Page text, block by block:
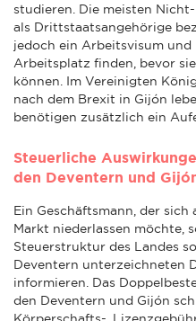
studieren. Die meisten
als Drittstaatsangehörige
jedoch ein Arbeitsvisum und
Arbeitsplatz finden, bevor
können. Im Vereinigten
nach dem Brexit in Gijón
benötigen zusätzlich ein
Steuerliche
den Deventern und
Ein Geschäftsmann, der
Markt niederlassen möchte,
Steuerstruktur des Landes
Deventern unterzeichneten
informieren. Das
den Deventern und Gijón
Körperschafts-,